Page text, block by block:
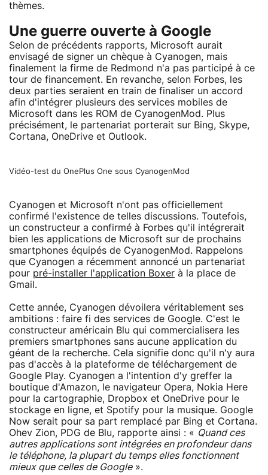
thèmes.
Une guerre ouverte à Google
Selon de précédents rapports, Microsoft aurait
envisagé de signer un chèque à Cyanogen, mais
finalement la firme de Redmond n'a pas participé à ce
tour de financement. En revanche, selon Forbes, les
deux parties seraient en train de finaliser un accord
afin d'intégrer plusieurs des services mobiles de
Microsoft dans les ROM de CyanogenMod. Plus
précisément, le partenariat porterait sur Bing, Skype,
Cortana, OneDrive et Outlook.
Vidéo-test du OnePlus One sous CyanogenMod
Cyanogen et Microsoft n'ont pas officiellement
confirmé l'existence de telles discussions. Toutefois,
un constructeur a confirmé à Forbes qu'il intégrerait
bien les applications de Microsoft sur de prochains
smartphones équipés de CyanogenMod. Rappelons
que Cyanogen a récemment annoncé un partenariat
pour pré-installer l'application Boxer à la place de
Gmail.
Cette année, Cyanogen dévoilera véritablement ses
ambitions : faire fi des services de Google. C'est le
constructeur américain Blu qui commercialisera les
premiers smartphones sans aucune application du
géant de la recherche. Cela signifie donc qu'il n'y aura
pas d'accès à la plateforme de téléchargement de
Google Play. Cyanogen a l'intention d'y greffer la
boutique d'Amazon, le navigateur Opera, Nokia Here
pour la cartographie, Dropbox et OneDrive pour le
stockage en ligne, et Spotify pour la musique. Google
Now serait pour sa part remplacé par Bing et Cortana.
Ohev Zion, PDG de Blu, rapporte ainsi : « Quand ces
autres applications sont intégrées en profondeur dans
le téléphone, la plupart du temps elles fonctionnent
mieux que celles de Google».